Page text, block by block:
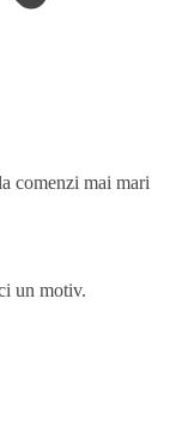
comenzi mai mari
un motiv.